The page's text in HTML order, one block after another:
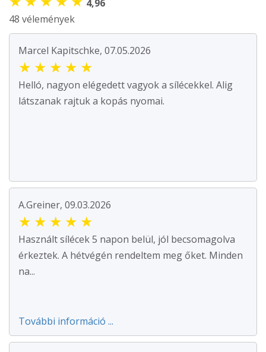
4,96
48 vélemények
Marcel Kapitschke, 07.05.2026
★ ★ ★ ★ ★
Helló, nagyon elégedett vagyok a sílécekkel. Alig
látszanak rajtuk a kopás nyomai.
A.Greiner, 09.03.2026
★ ★ ★ ★ ★
Használt sílécek 5 napon belül, jól becsomagolva
érkeztek. A hétvégén rendeltem meg őket. Minden
na...
További információ ...